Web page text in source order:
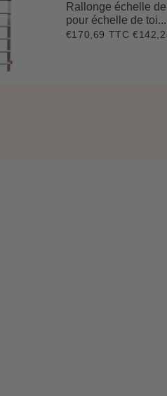
Rallonge échelle
pour échelle de toi...
Prix
€170,69 TTC